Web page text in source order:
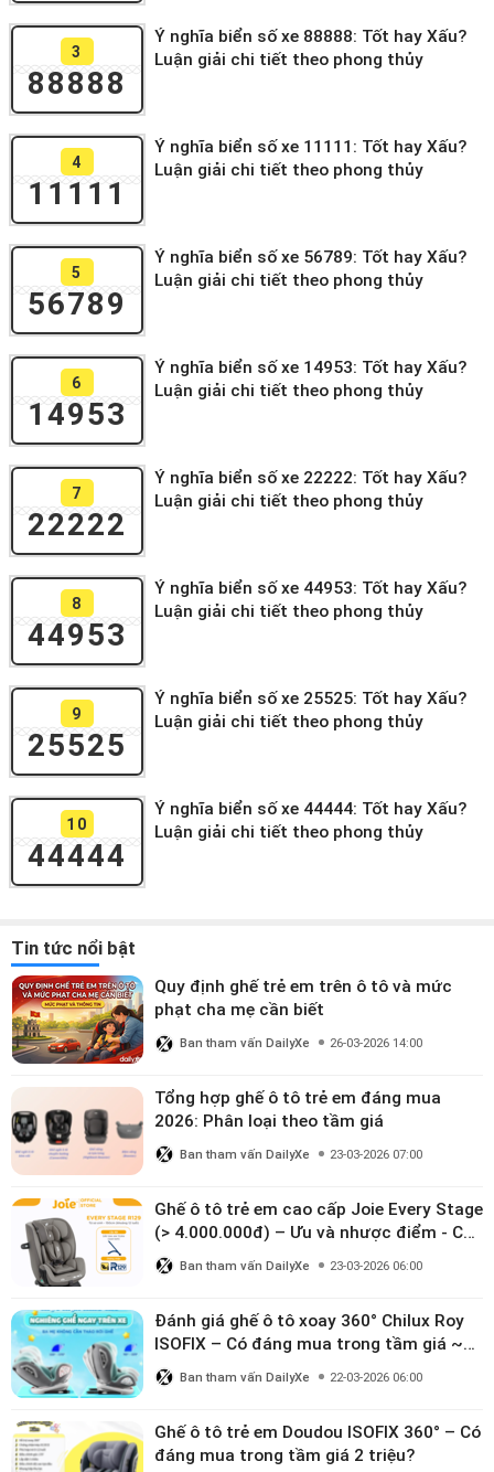
3
88888
Ý nghĩa biển số xe 88888: Tốt hay Xấu?
Luận giải chi tiết theo phong thủy
4
11111
Ý nghĩa biển số xe 11111: Tốt hay Xấu?
Luận giải chi tiết theo phong thủy
5
56789
Ý nghĩa biển số xe 56789: Tốt hay Xấu?
Luận giải chi tiết theo phong thủy
6
14953
Ý nghĩa biển số xe 14953: Tốt hay Xấu?
Luận giải chi tiết theo phong thủy
7
22222
Ý nghĩa biển số xe 22222: Tốt hay Xấu?
Luận giải chi tiết theo phong thủy
8
44953
Ý nghĩa biển số xe 44953: Tốt hay Xấu?
Luận giải chi tiết theo phong thủy
9
25525
Ý nghĩa biển số xe 25525: Tốt hay Xấu?
Luận giải chi tiết theo phong thủy
10
44444
Ý nghĩa biển số xe 44444: Tốt hay Xấu?
Luận giải chi tiết theo phong thủy
Tin tức nổi bật
Quy định ghế trẻ em trên ô tô và mức
phạt cha mẹ cần biết
Ban tham vấn DailyXe 26-03-2026 14:00
Tổng hợp ghế ô tô trẻ em đáng mua
2026: Phân loại theo tầm giá
Ban tham vấn DailyXe 23-03-2026 07:00
Ghế ô tô trẻ em cao cấp Joie Every Stage
(> 4.000.000đ) – Ưu và nhược điểm - Có
đáng đầu tư cho bé từ 0–12 tuổi?
Ban tham vấn DailyXe 23-03-2026 06:00
Đánh giá ghế ô tô xoay 360° Chilux Roy
ISOFIX – Có đáng mua trong tầm giá ~3
triệu
Ban tham vấn DailyXe 22-03-2026 06:00
Ghế ô tô trẻ em Doudou ISOFIX 360° – Có
đáng mua trong tầm giá 2 triệu?